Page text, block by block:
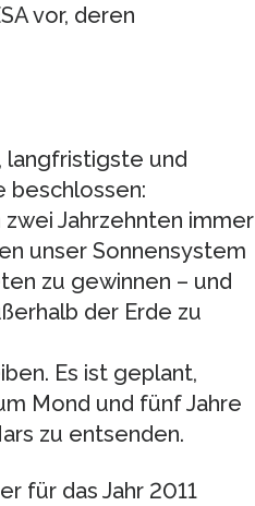
vor, deren
langfristigste und
beschlossen:
Jahrzehnten immer
unser Sonnensystem
zu gewinnen – und
der Erde zu
Es ist geplant,
Mond und fünf Jahre
zu entsenden.
für das Jahr 2011